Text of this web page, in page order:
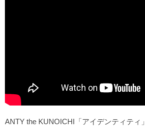
ANTY the KUNOICHI「アイデンティティ」